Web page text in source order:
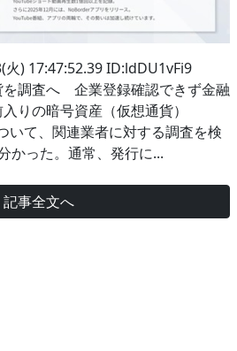
) 17:47:52.39 ID:ldDU1vFi9
を調査へ 企業登録確認できず金融
りの暗号資産（仮想通貨）
いて、関連業者に対する調査を検
かった。通常、発行に...
記事全文へ